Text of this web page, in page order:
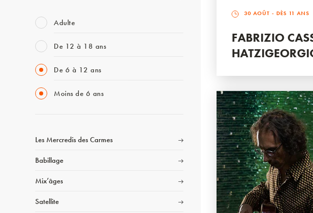
Adulte
De 12 à 18 ans
De 6 à 12 ans
Moins de 6 ans
Les Mercredis des Carmes
Babillage
Mix’âges
Satellite
30 AOÛT - DÈS 11 ANS
FABRIZIO